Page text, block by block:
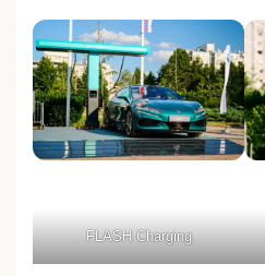
FLASH Charging